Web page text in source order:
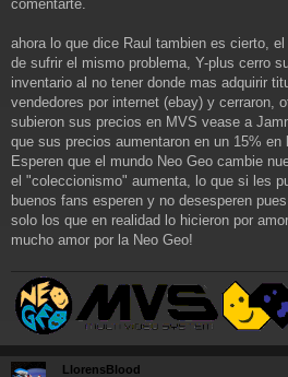
comentarte.
ahora lo que dice Raul tambien es cierto,
de sufrir el mismo problema, Y-plus cerro
inventario al no tener donde mas adquirir
vendedores por internet (ebay) y cerraron,
subieron sus precios en MVS vease a
que sus precios aumentaron en un 15%
Esperen que el mundo Neo Geo cambie
el "coleccionismo" aumenta, lo que si les
buenos fans esperen y no desesperen
solo los que en realidad lo hicieron por
mucho amor por la Neo Geo!
LlorensBlood